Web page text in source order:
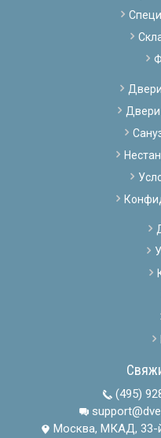
Двери
(495)
Москва, МКАД, 33-